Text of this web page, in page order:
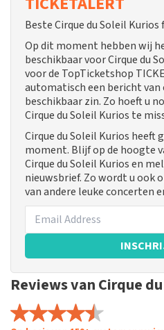
Beste Cirque du Soleil Kurios
Op dit moment hebben wij
beschikbaar voor Cirque du
voor de TopTicketshop
automatisch een bericht van
beschikbaar zin. Zo hoeft u
Cirque du Soleil Kurios te
Cirque du Soleil Kurios heeft
moment. Blijf op de hoogte
Cirque du Soleil Kurios en
nieuwsbrief. Zo wordt u ook
van andere leuke concerten
Reviews van Cirque